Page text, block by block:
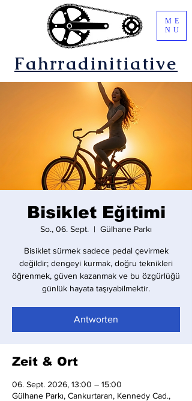
Fahrradinitiative
ME
NU
Bisiklet Eğitimi
So., 06. Sept.
  |
Gülhane Parkı
Bisiklet sürmek sadece pedal çevirmek
değildir; dengeyi kurmak, doğru teknikleri
öğrenmek, güven kazanmak ve bu özgürlüğü
günlük hayata taşıyabilmektir.
Antworten
Zeit & Ort
06. Sept. 2026, 13:00 – 15:00
Gülhane Parkı, Cankurtaran, Kennedy Cad.,